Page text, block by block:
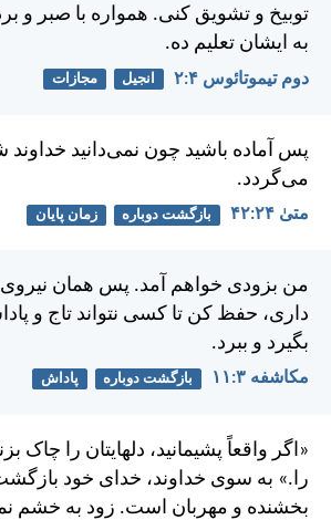
توبيخ و تشويق كنی. همواره با صبر و
به ايشان تعليم ده.
دوم تيموتائوس ۴:‏۲ انجیل مجازات
پس آماده باشيد چون نمی‌دانيد خداوند
می‌گردد.
متی‌ٰ ۲۴:‏۴۲ بازگشت دوباره زمان پایان
من بزودی خواهم آمد. پس همان نيروی
داری، حفظ كن تا كسی نتواند تاج و
بگيرد و ببرد.
مکاشفه ۳:‏۱۱ بازگشت دوباره پاداش
«اگر واقعاً پشيمانيد، دلهايتان را چاک
را.» به سوی خداوند، خدای خود بازگشت
بخشنده و مهربان است. زود به خشم